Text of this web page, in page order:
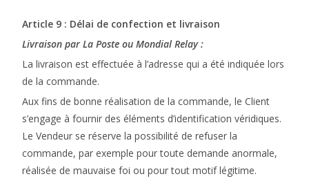
Article 9 : Délai de confection et livraison
Livraison par La Poste ou Mondial Relay :
La livraison est effectuée à l’adresse qui a été indiquée lors
de la commande.
Aux fins de bonne réalisation de la commande, le Client
s’engage à fournir des éléments d’identification véridiques.
Le Vendeur se réserve la possibilité de refuser la
commande, par exemple pour toute demande anormale,
réalisée de mauvaise foi ou pour tout motif légitime.